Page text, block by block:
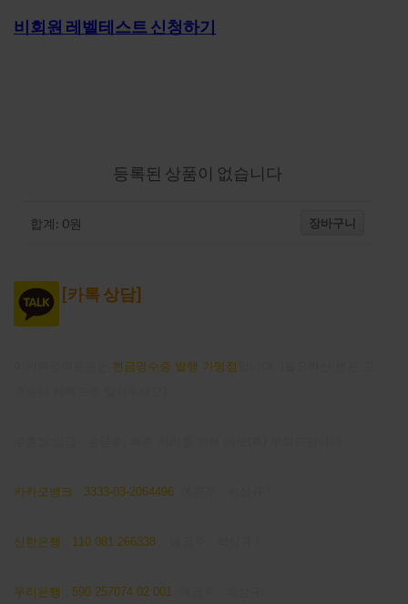
비회원 레벨테스트 신청하기
등록된 상품이 없습니다
합계: 0원 장바구니
[카톡 상담]
현금영수증 발행 가맹점
카카오뱅크 : 3333-03-2064496
신한은행 : 110 081 266338
우리은행 : 590 257074 02 001